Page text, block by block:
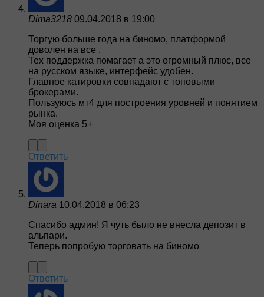
Dima3218 09.04.2018 в 19:00
Торгую больше года на биномо, платформой
доволен на все .
Тех поддержка помагает а это огромный плюс, все
на русском языке, интерфейс удобен.
Главное катировки совпадают с топовыми
брокерами.
Пользуюсь мт4 для построения уровней и понятием
рынка.
Моя оценка 5+
Ответить
Dinara 10.04.2018 в 06:23
Спасибо админ! Я чуть было не внесла депозит в
альпари.
Теперь попробую торговать на биномо
Ответить